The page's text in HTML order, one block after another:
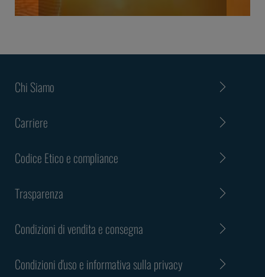
Chi Siamo
Carriere
Codice Etico e compliance
Trasparenza
Condizioni di vendita e consegna
Condizioni d'uso e informativa sulla privacy